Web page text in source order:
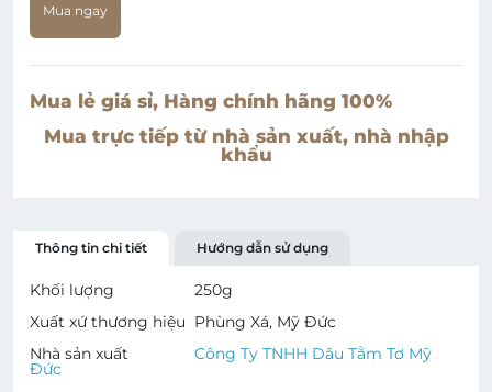
Mua ngay
Mua lẻ giá sỉ, Hàng chính hãng 100%
Mua trực tiếp từ nhà sản xuất, nhà nhập
khẩu
Thông tin chi tiết Hướng dẫn sử dụng
Khối lượng 250g
Xuất xứ thương hiệu Phùng Xá, Mỹ Đức
Nhà sản xuất
Công Ty TNHH Dâu Tằm Tơ Mỹ
Đức